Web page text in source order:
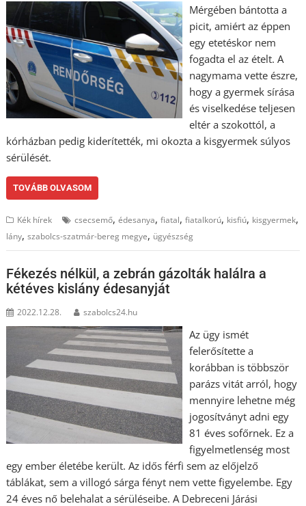
Mérgében bántotta a
picit, amiért az éppen
egy etetéskor nem
fogadta el az ételt. A
nagymama vette észre,
hogy a gyermek sírása
és viselkedése teljesen
eltér a szokottól, a
kórházban pedig kiderítették, mi okozta a kisgyermek súlyos
sérülését.
TOVÁBB OLVASOM
Kék hírek csecsemő,édesanya,fiatal,fiatalkorú, kisfiú, kisgyermek,
lány,szabolcs-szatmár-bereg megye, ügyészség
Fékezés nélkül, a zebrán gázolták halálra a
kétéves kislány édesanyját
2022.12.28. szabolcs24.hu
Az ügy ismét
felerősítette a
korábban is többször
parázs vitát arról, hogy
mennyire lehetne még
jogosítványt adni egy
81 éves sofőrnek. Ez a
figyelmetlenség most
egy ember életébe került. Az idős férfi sem az előjelző
táblákat, sem a villogó sárga fényt nem vette figyelembe. Egy
24 éves nő belehalat a sérüléseibe. A Debreceni Járási